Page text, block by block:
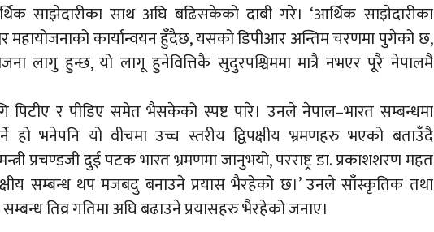
साझेदारीका साथ अघि बढिसकेको दाबी गरे। ‘आर्थिक साझेदारीका
कार्यान्वयन हुँदैछ, यसको डिपीआर अन्तिम चरणमा पुगेको छ,
लागु हुन्छ, यो लागू हुनेवित्तिकै सुदुरपश्चिममा मात्रै नभएर पूरै नेपालमै
पिटीए र पीडिए समेत भैसकेको स्पष्ट पारे। उनले नेपाल–भारत सम्बन्धमा
हो भनेपनि यो वीचमा उच्च स्तरीय द्विपक्षीय भ्रमणहरु भएको बताउँदै
प्रचण्डजी दुई पटक भारत भ्रमणमा जानुभयो, परराष्ट्र डा. प्रकाशशरण महत
सम्बन्ध थप मजबदु बनाउने प्रयास भैरहेको छ।’ उनले साँस्कृतिक तथा
तिव्र गतिमा अघि बढाउने प्रयासहरु भैरहेको जनाए।